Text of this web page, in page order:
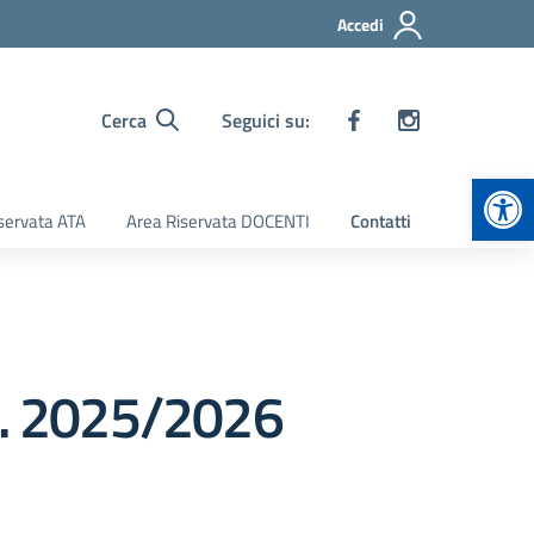
Accedi
Cerca Seguici su:
ATA Area Riservata DOCENTI Contatti
2025/2026